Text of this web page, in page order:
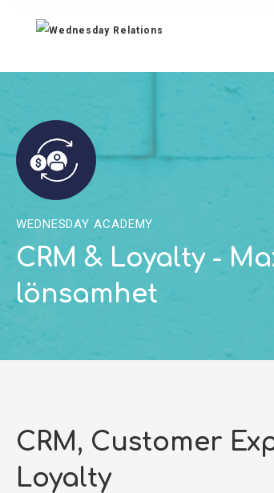
WEDNESDAY ACADEMY
CRM & Loyalty -
lönsamhet
CRM, Customer
Loyalty